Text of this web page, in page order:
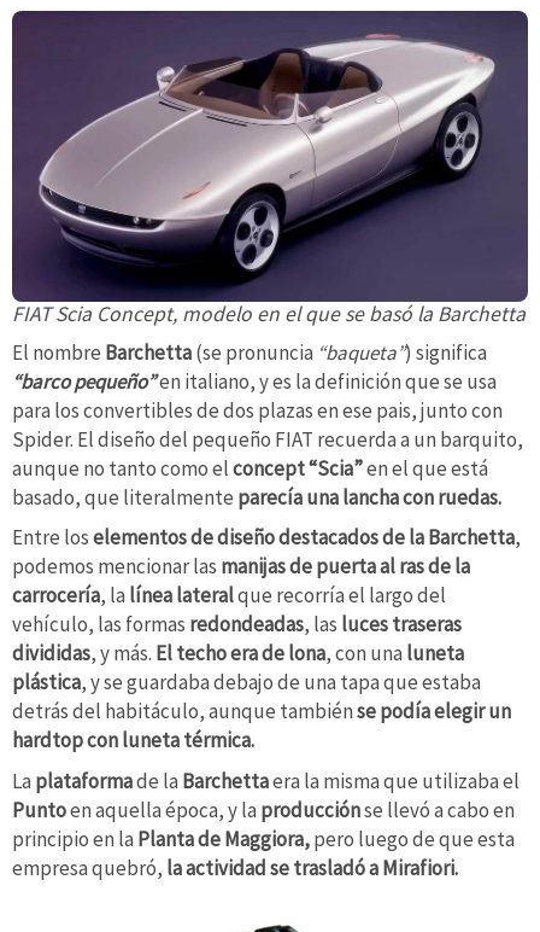
FIAT Scia Concept, modelo en el que se basó la Barchetta
El nombre Barchetta(se pronuncia “baqueta”) significa
“barco pequeño”en italiano, y es la definición que se usa
para los convertibles de dos plazas en ese pais, junto con
Spider. El diseño del pequeño FIAT recuerda a un barquito,
aunque no tanto como elconcept “Scia”en el que está
basado, que literalmente parecía una lancha con ruedas.
Entre loselementos de diseño destacados de laBarchetta,
podemos mencionar las manijas de puerta al ras de la
carrocería, la línealateralque recorría el largo del
vehículo, las formas redondeadas, las luces traseras
divididas, y más. El techo era de lona, con una luneta
plástica, y se guardaba debajo de una tapa que estaba
detrás del habitáculo, aunque tambiénse podía elegir un
hardtop con luneta térmica.
La plataformade la Barchettaera la misma que utilizaba el
Puntoen aquella época, y la producciónse llevó a cabo en
principio en la Planta de Maggiora,pero luego de que esta
empresa quebró, la actividad se trasladó a Mirafiori.